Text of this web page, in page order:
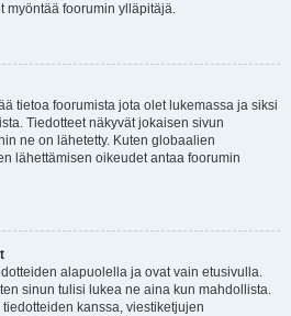
myöntää foorumin ylläpitäjä.
tietoa foorumista jota olet lukemassa ja siksi
Tiedotteet näkyvät jokaisen sivun
ne on lähetetty. Kuten globaalien
lähettämisen oikeudet antaa foorumin
alapuolella ja ovat vain etusivulla.
sinun tulisi lukea ne aina kun mahdollista.
kanssa, viestiketjujen